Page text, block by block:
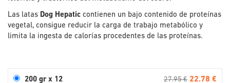
Las latas Dog Hepatic contienen un bajo contenido de proteínas
vegetal, consigue reducir la carga de trabajo metabólico y
limita la ingesta de calorías procedentes de las proteínas.
200 gr x 12 27.95 € 22.78 €
imágenes